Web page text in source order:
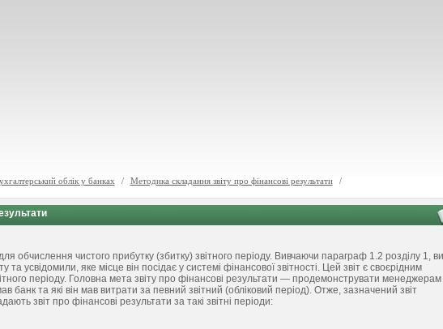
облік у банках / Методика складання звіту про фінансові результати /
обчислення чистого прибутку (збитку) звітного періоду. Вивчаючи параграф 1.2 розділу 1, ви
усвідомили, яке місце він посідає у системі фінансової звітності. Цей звіт є своєрідним
періоду. Головна мета звіту про фінансові результати — продемонструвати менеджерам
банк та які він мав витрати за певний звітний (обліковий період). Отже, зазначений звіт
звіт про фінансові результати за такі звітні періоди: